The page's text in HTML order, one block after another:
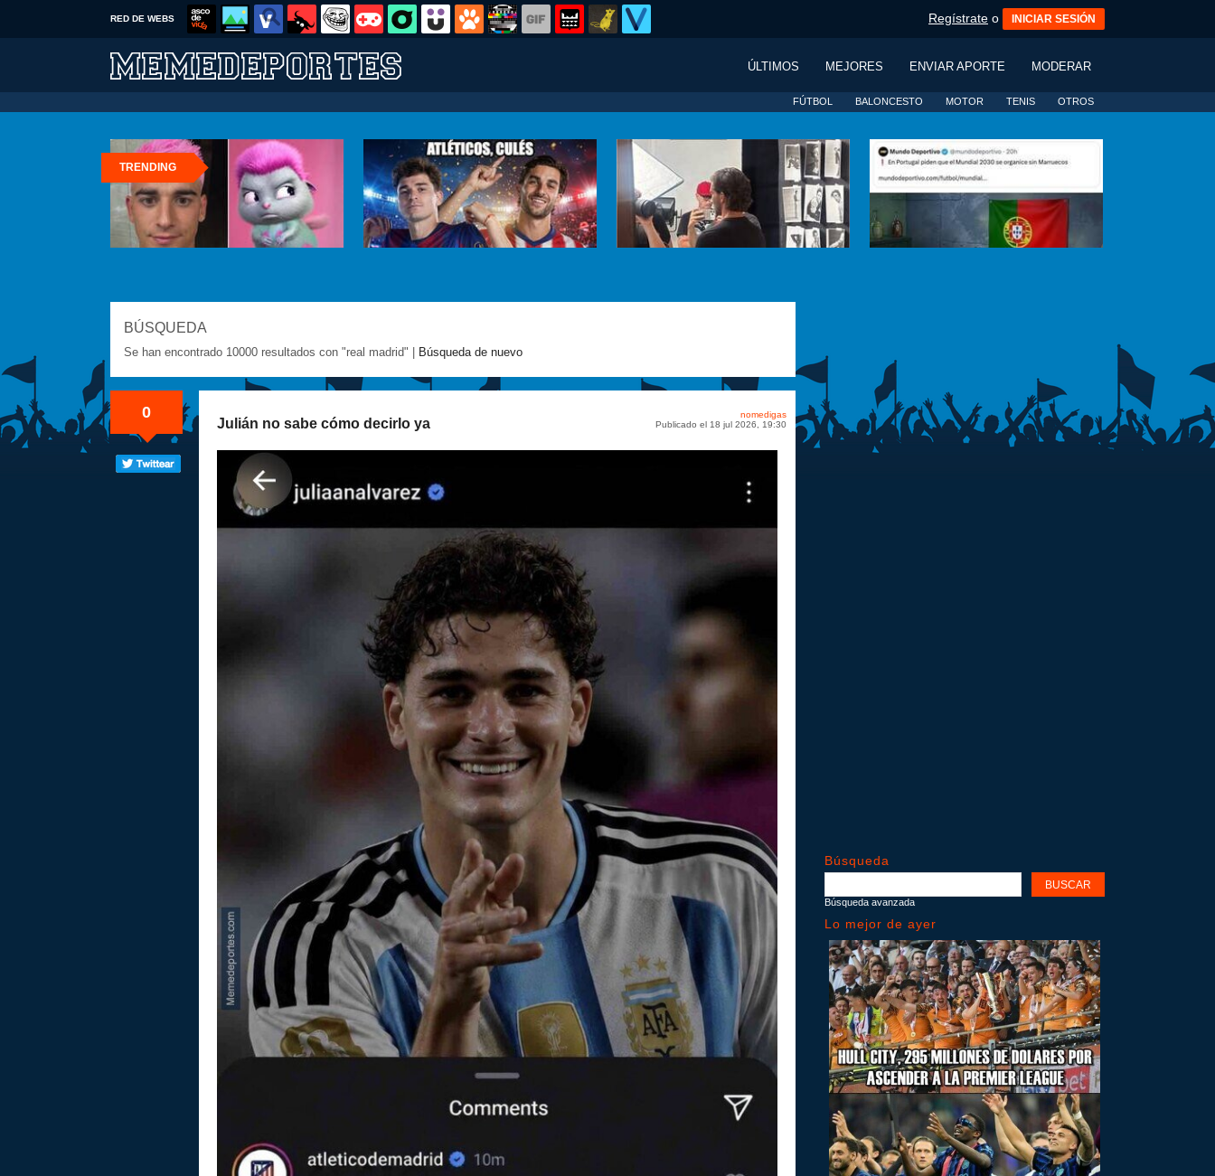
RED DE WEBS Regístrate o INICIAR SESIÓN
ÚLTIMOS MEJORES ENVIAR APORTE MODERAR
FÚTBOL BALONCESTO MOTOR TENIS OTROS
TRENDING
BÚSQUEDA
Se han encontrado 10000 resultados con "real madrid" | Búsqueda de nuevo
0
nomedigas
Publicado el 18 jul 2026, 19:30
Julián no sabe cómo decirlo ya
Búsqueda
Búsqueda avanzada
Lo mejor de ayer